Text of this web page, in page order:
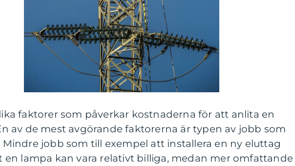
faktorer som påverkar kostnaderna för att anlita en
av de mest avgörande faktorerna är typen av jobb som
Mindre jobb som till exempel att installera en ny eluttag
en lampa kan vara relativt billiga, medan mer omfattande